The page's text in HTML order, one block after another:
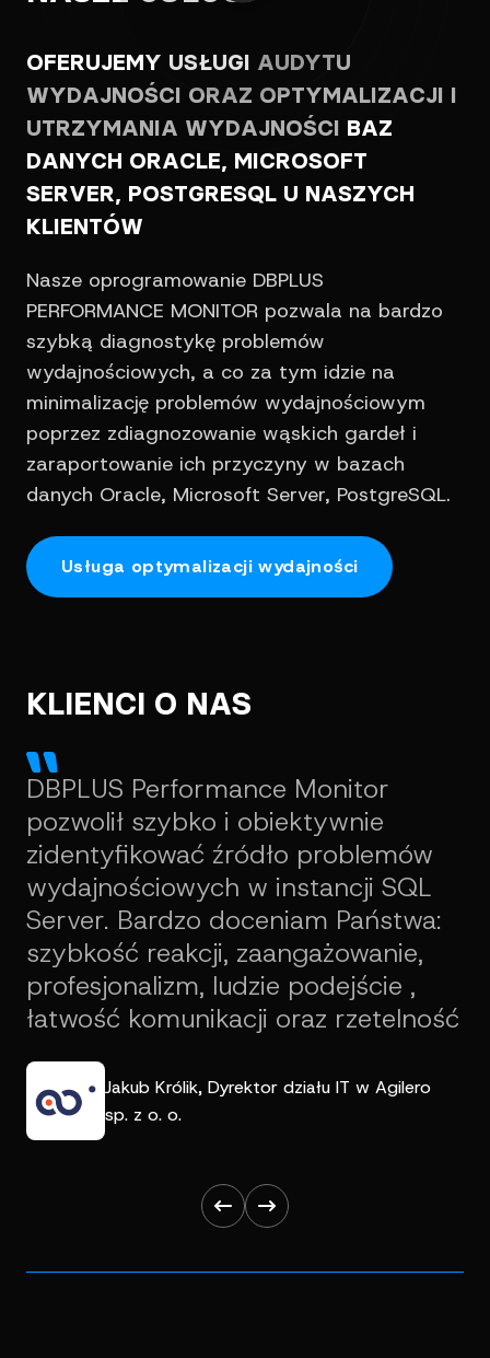
OFERUJEMY USŁUGI AUDYTU
WYDAJNOŚCI ORAZ OPTYMALIZACJI I
UTRZYMANIA WYDAJNOŚCI BAZ
DANYCH ORACLE, MICROSOFT
SERVER, POSTGRESQL U NASZYCH
KLIENTÓW
Nasze oprogramowanie DBPLUS
PERFORMANCE MONITOR pozwala na bardzo
szybką diagnostykę problemów
wydajnościowych, a co za tym idzie na
minimalizację problemów wydajnościowym
poprzez zdiagnozowanie wąskich gardeł i
zaraportowanie ich przyczyny w bazach
danych Oracle, Microsoft Server, PostgreSQL.
Usługa optymalizacji wydajności
KLIENCI O NAS
DBPLUS Performance Monitor
pozwolił szybko i obiektywnie
zidentyfikować źródło problemów
wydajnościowych w instancji SQL
Server. Bardzo doceniam Państwa:
szybkość reakcji, zaangażowanie,
profesjonalizm, ludzie podejście ,
łatwość komunikacji oraz rzetelność
Jakub Królik, Dyrektor działu IT w Agilero
sp. z o. o.